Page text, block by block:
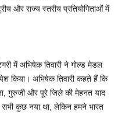
और राज्य स्तरीय प्रतियोगिताओं में
में अभिषेक तिवारी ने गोल्ड मेडल
किया। अभिषेक तिवारी कहते हैं कि
गुरुजी और पूरे जिले की मेहनत याद
कुछ नया था, लेकिन हमने भारत